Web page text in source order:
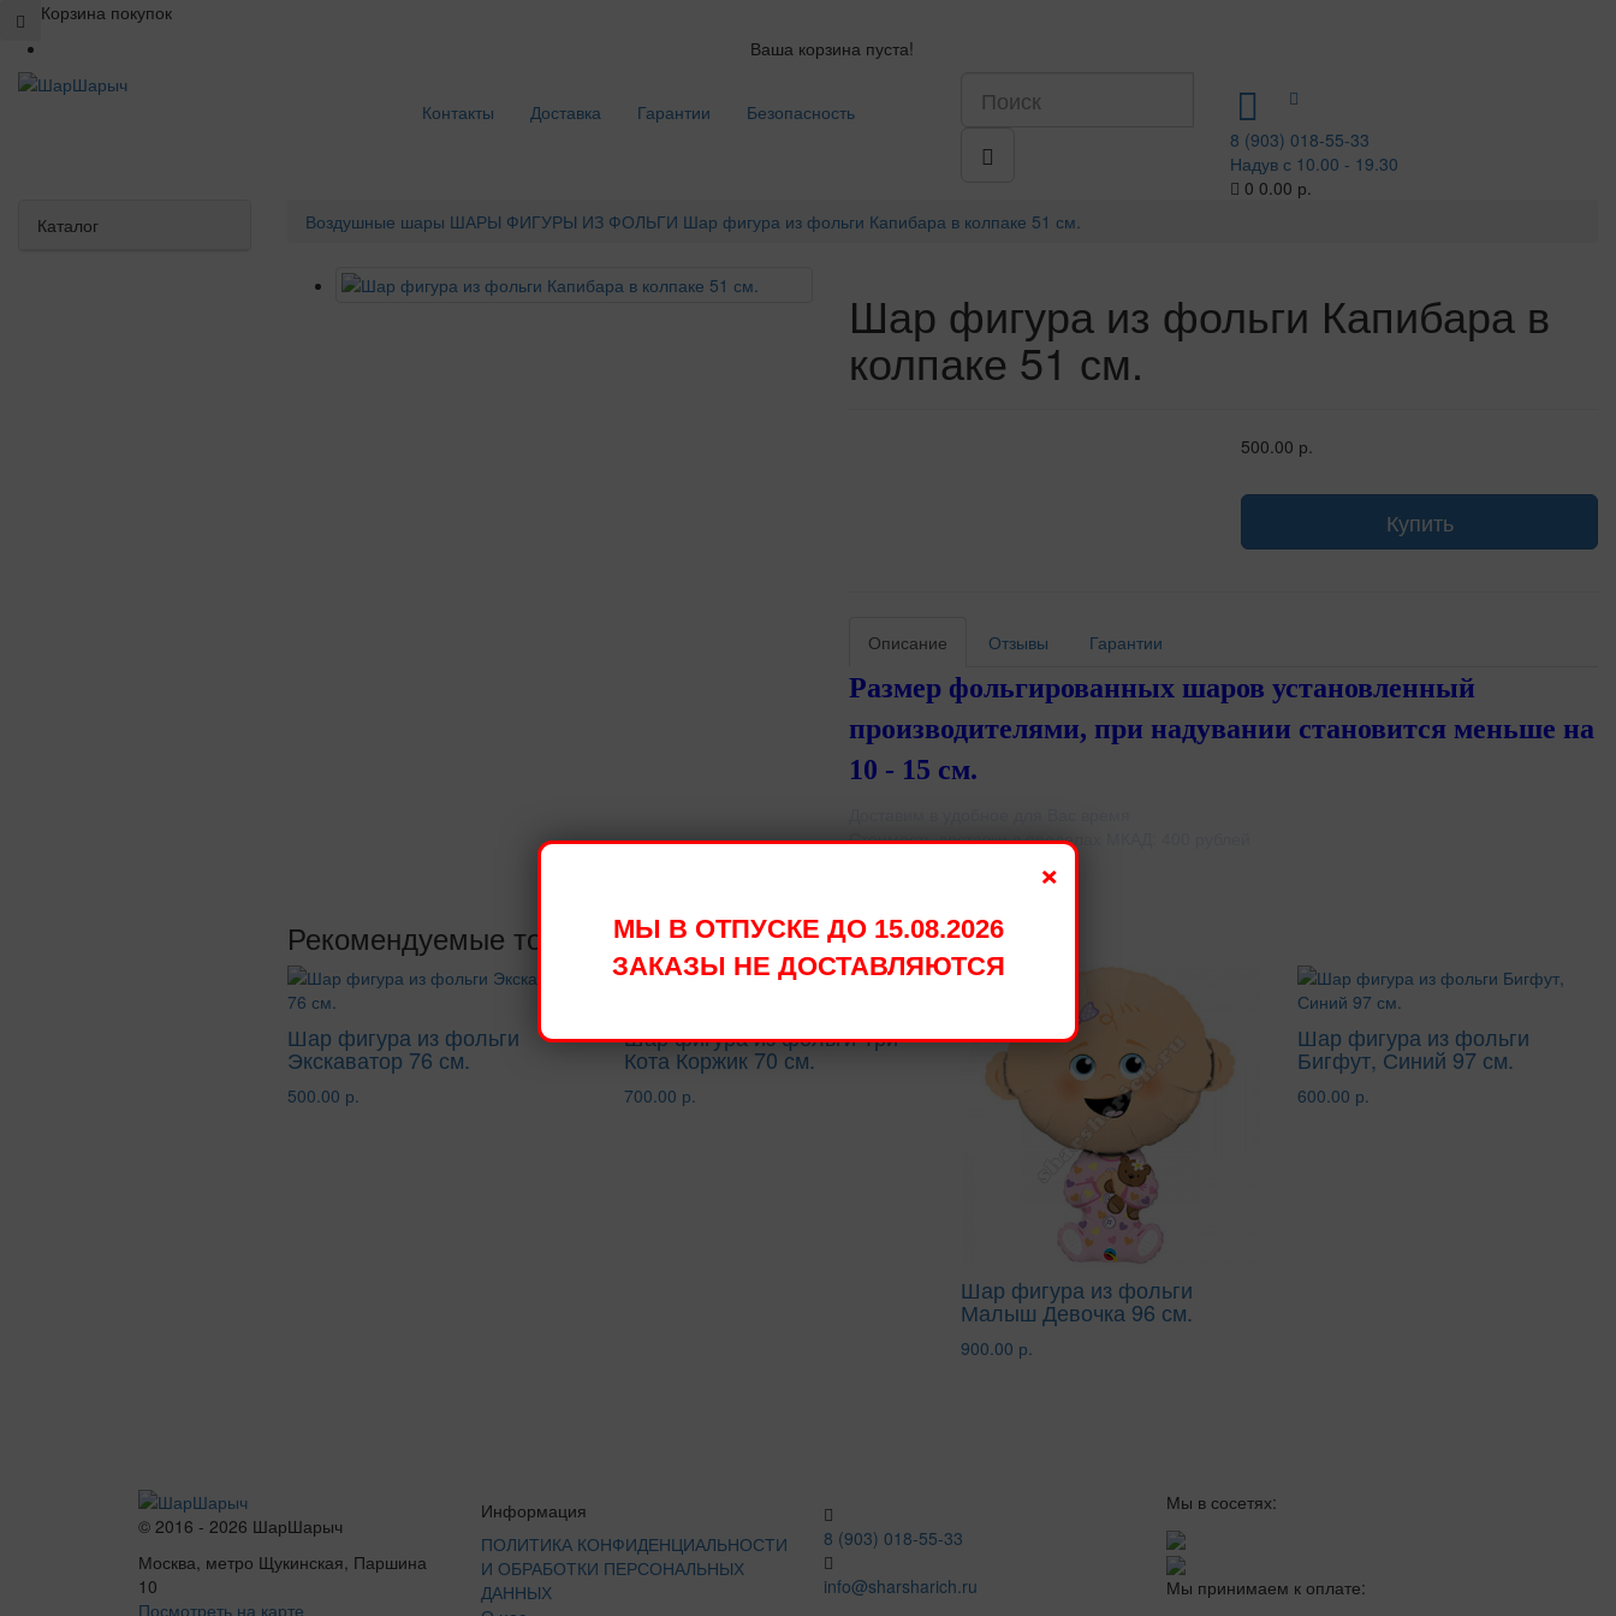
Корзина покупок
Ваша корзина пуста!
Контакты Доставка Гарантии
Безопасность
8 (903) 018-55-33
Надув с 10.00 - 19.30
0 0.00 р.
Каталог
Воздушные шары ШАРЫ ФИГУРЫ ИЗ ФОЛЬГИ Шар фигура из фольги Капибара в колпаке 51 см.
Шар фигура из фольги Капибара в
колпаке 51 см.
500.00 р.
Купить
Описание Отзывы Гарантии
Размер фольгированных шаров установленный
производителями, при надувании становится меньше на
10 - 15 см.
Стоимость доставки в пределах МКАД: 400 рублей
Рекомендуемые товары
Шар фигура из фольги
Экскаватор 76 см.
500.00 р.
Шар фигура из фольги Три
Кота Коржик 70 см.
700.00 р.
Шар фигура из фольги
Малыш Девочка 96 см.
900.00 р.
Шар фигура из фольги
Бигфут, Синий 97 см.
600.00 р.
© 2016 - 2026 ШарШарыч
Москва, метро Щукинская, Паршина
10
Посмотреть на карте
Информация
ПОЛИТИКА КОНФИДЕНЦИАЛЬНОСТИ
И ОБРАБОТКИ ПЕРСОНАЛЬНЫХ
ДАННЫХ
8 (903) 018-55-33
info@sharsharich.ru
Мы в сосетях:
Мы принимаем к оплате:
×
МЫ В ОТПУСКЕ ДО 15.08.2026
ЗАКАЗЫ НЕ ДОСТАВЛЯЮТСЯ